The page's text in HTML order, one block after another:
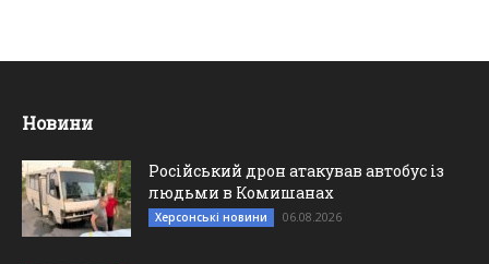
Новини
Російський дрон атакував автобус із
людьми в Комишанах
Херсонські новини 06.08.2026